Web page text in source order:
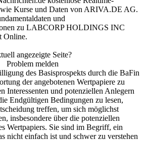
Kurse und Daten von ARIVA.DE AG.
und
zu LABCORP HOLDINGS INC
Online.
angezeigte Seite?
Problem melden
des Basisprospekts durch die BaFin
der angebotenen Wertpapiere zu
Interessenten und potenziellen Anlegern
Endgültigen Bedingungen zu lesen,
treffen, um sich möglichst
insbesondere über die potenziellen
Wertpapiers. Sie sind im Begriff, ein
nicht einfach ist und schwer zu verstehen